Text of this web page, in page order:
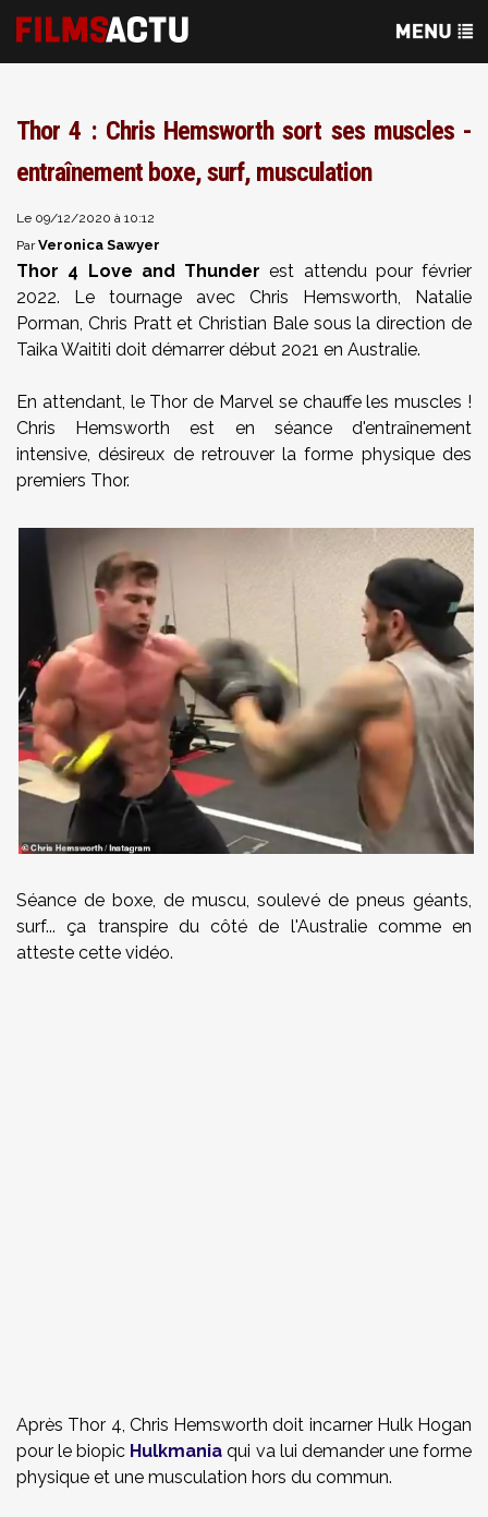
Thor 4 : Chris Hemsworth sort ses muscles -
entraînement boxe, surf, musculation
Le 09/12/2020 à 10:12
ParVeronica Sawyer
Thor 4 Love and Thunder est attendu pour février
2022. Le tournage avec Chris Hemsworth, Natalie
Porman, Chris Pratt et Christian Bale sous la direction de
Taika Waititi doit démarrer début 2021 en Australie.
En attendant, le Thor de Marvel se chauffe les muscles !
Chris Hemsworth est en séance d'entraînement
intensive, désireux de retrouver la forme physique des
premiers Thor.
Séance de boxe, de muscu, soulevé de pneus géants,
surf... ça transpire du côté de l'Australie comme en
atteste cette vidéo.
Après Thor 4, Chris Hemsworth doit incarner Hulk Hogan
pour le biopic Hulkmania qui va lui demander une forme
physique et une musculation hors du commun.